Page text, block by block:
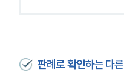
판례로 확인하는 다